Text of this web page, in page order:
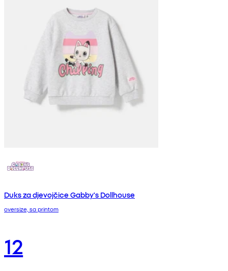
Duks za djevojčice Gabby's Dollhouse
oversize, sa printom
12